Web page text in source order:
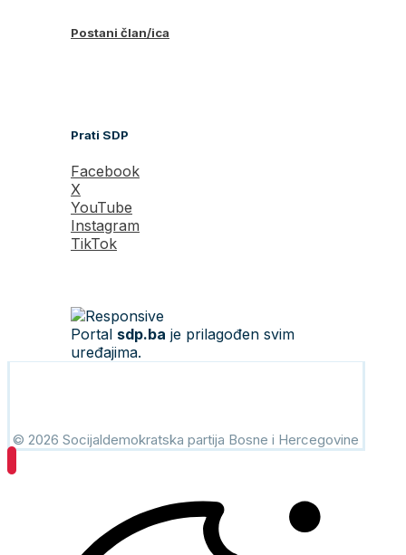
Postani član/ica
Prati SDP
Facebook
X
YouTube
Instagram
TikTok
Portal sdp.ba je prilagođen svim
uređajima.
© 2026 Socijaldemokratska partija Bosne i Hercegovine